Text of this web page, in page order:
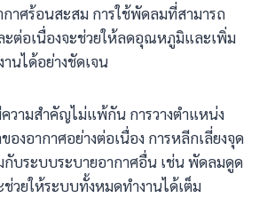
าศร้อนสะสม การใช้พัดลมที่สามารถ
ะต่อเนื่องจะช่วยให้ลดอุณหภูมิและเพิ่ม
นได้อย่างชัดเจน
วามสำคัญไม่แพ้กัน การวางตำแหน่ง
งอากาศอย่างต่อเนื่อง การหลีกเลี่ยงจุด
กับระบบระบายอากาศอื่น เช่น พัดลมดูด
วยให้ระบบทั้งหมดทำงานได้เต็ม